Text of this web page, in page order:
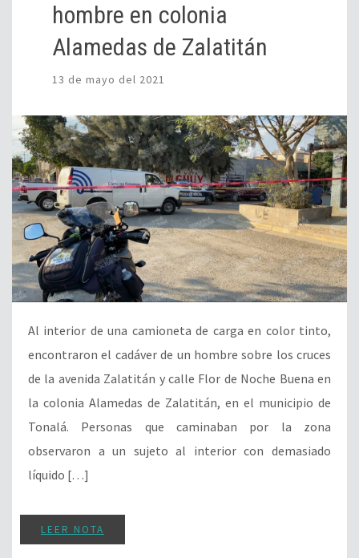
hombre en colonia
Alamedas de Zalatitán
13 de mayo del 2021
Al interior de una camioneta de carga en color tinto,
encontraron el cadáver de un hombre sobre los cruces
de la avenida Zalatitán y calle Flor de Noche Buena en
la colonia Alamedas de Zalatitán, en el municipio de
Tonalá. Personas que caminaban por la zona
observaron a un sujeto al interior con demasiado
líquido […]
LEER NOTA